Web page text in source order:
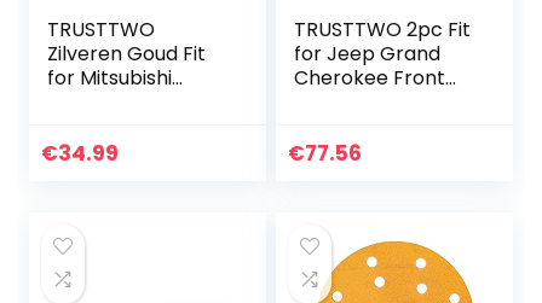
TRUSTTWO
Zilveren Goud Fit
for Mitsubishi
Sticker ABS 3D
€34.99
TRUSTTWO 2pc Fit
for Jeep Grand
Cherokee Front
Naamplaat Badge
€77.56